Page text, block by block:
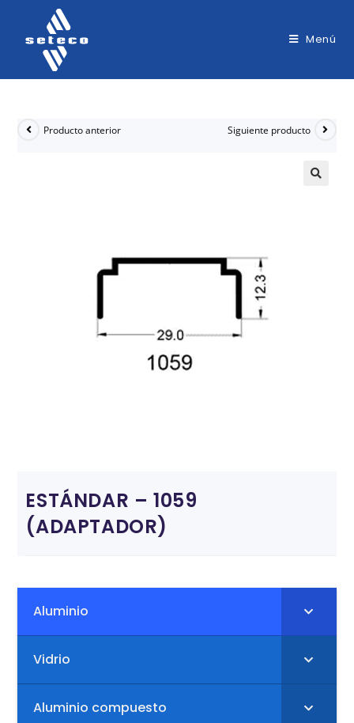
Menú
Producto anterior Siguiente producto
ESTÁNDAR – 1059
(ADAPTADOR)
Aluminio
Vidrio
Aluminio compuesto